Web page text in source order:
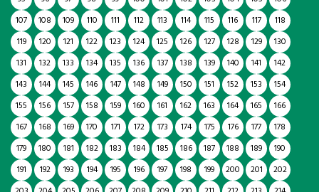
107
108 109 110 111 112 113 114 115 116 117
118
119
120 121 122 123 124 125 126 127 128 129
130
131
132 133 134 135 136 137 138 139 140 141
142
143
144 145 146 147 148 149 150 151 152 153
154
155
156 157 158 159 160 161 162 163 164 165
166
167
168 169 170 171 172 173 174 175 176 177
178
179
180 181 182 183 184 185 186 187 188 189
190
191
192 193 194 195 196 197 198 199 200 201
202